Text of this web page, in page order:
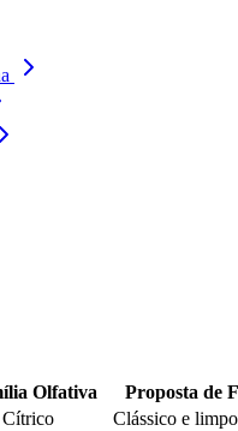
Olfativa Proposta de
Cítrico Clássico e limpo